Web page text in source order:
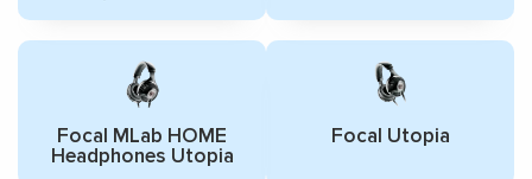
Focal MLab HOME
Headphones Utopia
Focal Utopia